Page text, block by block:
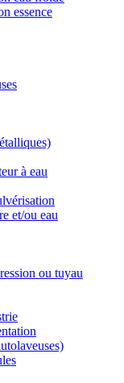
essence
à eau
et/ou eau
ou tuyau